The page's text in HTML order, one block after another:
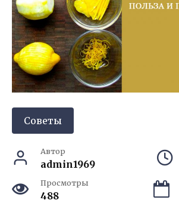
Советы
Автор
admin1969
Просмотры
488